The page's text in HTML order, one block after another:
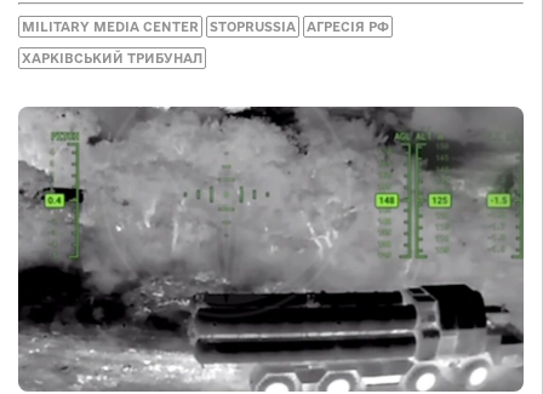
MILITARY MEDIA CENTER STOPRUSSIA АГРЕСІЯ РФ
ХАРКІВСЬКИЙ ТРИБУНАЛ